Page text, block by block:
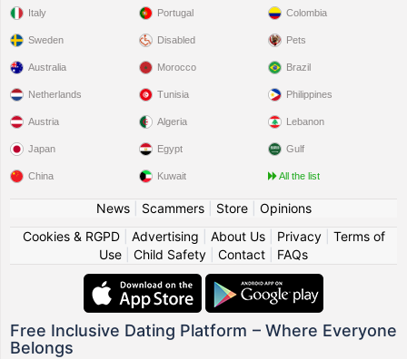
Italy
Sweden
Portugal
Disabled
Colombia
Pets
Australia
Netherlands
Austria
Japan
China
Morocco
Tunisia
Algeria
Egypt
Kuwait
Brazil
Philippines
Lebanon
Gulf
All the list
News| Scammers| Store| Opinions
Cookies & RGPD| Advertising About Us| Privacy| Terms of
Use
Child Safety Contact FAQs
Free Inclusive Dating Platform – Where Everyone
Belongs